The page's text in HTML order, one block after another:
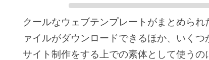
クールなウェブテンプレートがまとめら
ァイルがダウンロードできるほか、いく
サイト制作をする上での素体として使う